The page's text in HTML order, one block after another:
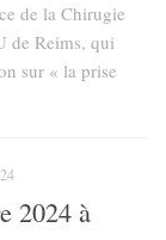
de la Chirugie
de Reims, qui
sur « la prise
2024 à